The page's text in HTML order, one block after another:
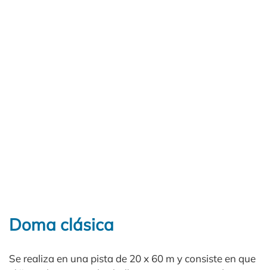
Doma clásica
Se realiza en una pista de 20 x 60 m y consiste en que